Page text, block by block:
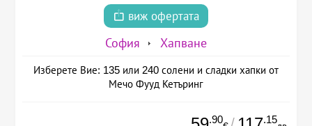
виж офертата
София Хапване
Изберете Вие: 135 или 240 солени и сладки хапки от
Мечо Фууд Кетъринг
.90 / .15